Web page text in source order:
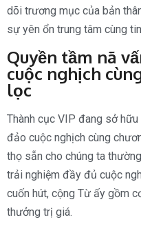
dõi trương mục của bản
sự yên ổn trung tâm cùng
Quyền tầm nã
cuộc nghịch
lọc
Thành cục VIP đang sở
đảo cuộc nghịch cùng
thọ sẵn cho chúng ta
trải nghiệm đầy đủ cuộc
cuốn hút, cộng Từ ấy gồm
thưởng trị giá.